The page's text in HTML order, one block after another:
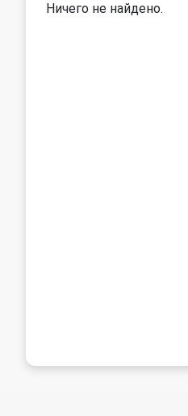
Ничего не найдено.